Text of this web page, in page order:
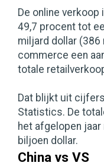
De online verkoop
49,7 procent tot
miljard dollar (386
commerce een
totale
Dat blijkt uit cijfers
Statistics. De
het afgelopen
biljoen dollar.
China vs VS